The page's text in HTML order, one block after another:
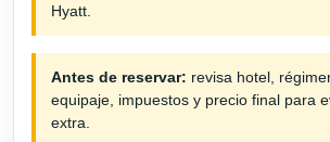
Hyatt.
Antes de reservar: revisa hotel,
equipaje, impuestos y precio final para
extra.